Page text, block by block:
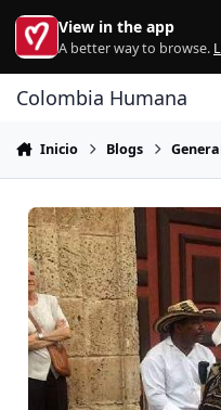
Ir al contenido
View in the app
A better way to browse.
Colombia Humana
Inicio Blogs